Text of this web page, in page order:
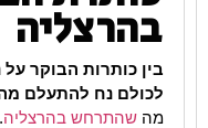
בהרצליה
בין כותרות הבוקר על
לכולם נח להתעלם
מה שהתרחש בהרצליה